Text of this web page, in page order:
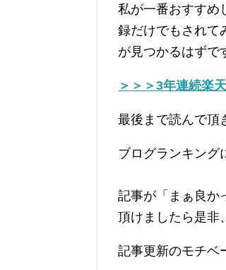
私が一番おすすめ
録だけでもされて
が見つかるはずで
＞＞＞3年連続楽
最後まで読んで頂
ブログランキング
記事が「まぁ良か
頂けましたら是非
記事更新のモチベ